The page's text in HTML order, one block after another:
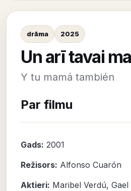
drāma 2025
Un arī tavai
Y tu mamá también
Par filmu
Gads: 2001
Režisors: Alfonso Cuarón
Aktieri: Maribel Verdú,